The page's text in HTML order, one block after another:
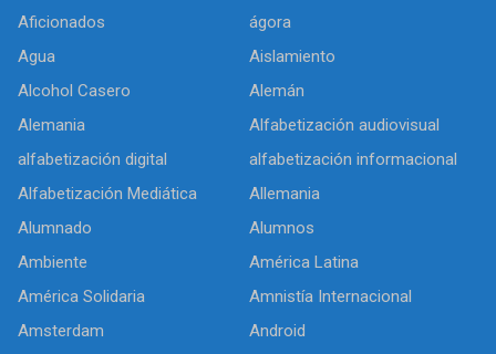
Aficionados
ágora
Agua
Aislamiento
Alcohol Casero
Alemán
Alemania
Alfabetización audiovisual
alfabetización digital
alfabetización informacional
Alfabetización Mediática
Allemania
Alumnado
Alumnos
Ambiente
América Latina
América Solidaria
Amnistía Internacional
Amsterdam
Android